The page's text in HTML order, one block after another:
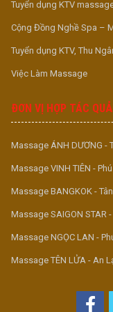
chuyện rất vui vẻ. Mà
tin nữa chứ để tiện liên
Rồi mình ra về với tậm
Chấm điểm
Kỹ thuật 8.5
Ngoại hình 8.5
Vòng 2 8
Vòng 3 8
Tuyển dụng KTV
Cộng Đồng Nghề Spa –
Tuyển dụng KTV, Thu
Việc Làm Massage
ĐƠN VỊ HỢP TÁC
Massage ÁNH DƯƠNG -
Massage VINH TIÊN -
Massage BANGKOK -
Massage SAIGON STAR
Massage NGỌC LAN -
Massage TÊN LỬA - An